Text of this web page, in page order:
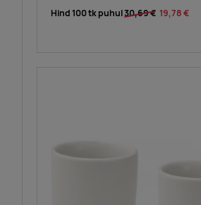
Hind 100 tk puhul30,69 € 19,78 €